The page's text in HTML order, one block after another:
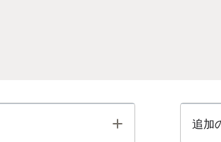
Toggle 追加